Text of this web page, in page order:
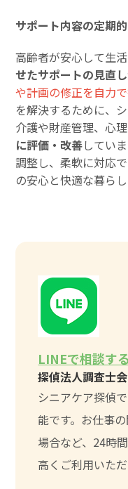
サポート内容の定期
高齢者が安心して生活
せたサポートの見直し
や計画の修正を自力
を解決するために、
介護や財産管理、心
に評価・改善してい
調整し、柔軟に対応
の安心と快適な暮ら
LINEで相談する
探偵法人調査士
シニアケア探偵
能です。お仕事
場合など、24時
高くご利用いただ